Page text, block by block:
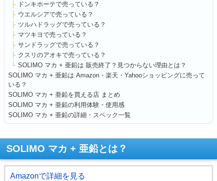
ドンキホーテで売っている？
ウエルシアで売っている？
ツルハドラッグで売っている？
マツキヨで売っている？
サンドラッグで売っている？
クスリのアオキで売っている？
SOLIMO マカ + 亜鉛は 販売終了？見つからない理由とは？
SOLIMO マカ + 亜鉛は Amazon・楽天・Yahooショッピングに売って
いる？
SOLIMO マカ + 亜鉛を買える店 まとめ
SOLIMO マカ + 亜鉛の利用体験・使用感
SOLIMO マカ + 亜鉛の詳細・スペック一覧
SOLIMO マカ + 亜鉛とは？
Amazonで詳細を見る